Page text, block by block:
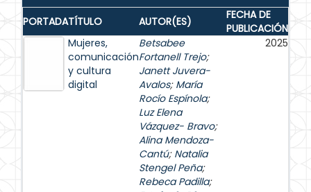
PORTADATÍTULO AUTOR(ES)
FECHA DE
PUBLICACIÓN
Mujeres,
comunicación
y cultura
digital
Betsabee
Fortanell Trejo;
Janett Juvera-
Avalos; María
Rocío Espínola;
Luz Elena
Vázquez- Bravo;
Alina Mendoza-
Cantú; Natalia
Stengel Peña;
Rebeca Padilla;
2025